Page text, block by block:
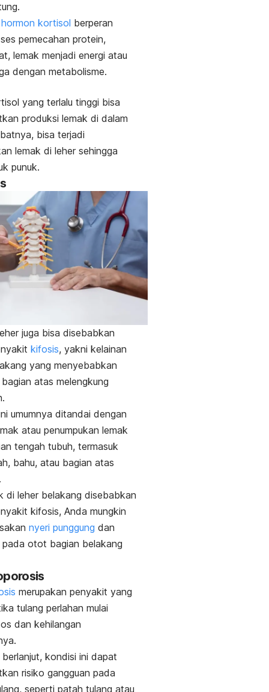
hormon kortisol berperan
pemecahan protein,
lemak menjadi energi atau
dengan metabolisme.
yang terlalu tinggi bisa
produksi lemak di dalam
bisa terjadi
lemak di leher sehingga
punuk.
juga bisa disebabkan
kifosis, yakni kelainan
yang menyebabkan
atas melengkung
umumnya ditandai dengan
atau penumpukan lemak
tengah tubuh, termasuk
bahu, atau bagian atas
di leher belakang disebabkan
kifosis, Anda mungkin
nyeri punggung dan
otot bagian belakang
merupakan penyakit yang
tulang perlahan mulai
dan kehilangan
kondisi ini dapat
risiko gangguan pada
seperti patah tulang atau